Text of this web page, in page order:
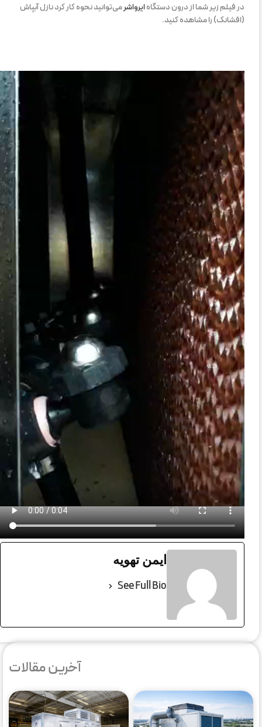
در فیلم زیر شما از درون دستگاهایرواشرمی‌توانید نحوه کار کرد نازل آبپاش
(افشانک) را مشاهده کنید.
ایمن تهویه
See Full Bio
آخرین مقالات